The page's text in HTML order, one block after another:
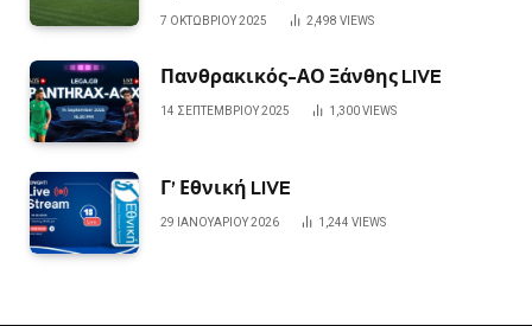
7 ΟΚΤΩΒΡΊΟΥ 2025 2,498 VIEWS
Πανθρακικός-ΑΟ Ξάνθης LIVE
14 ΣΕΠΤΕΜΒΡΊΟΥ 2025 1,300VIEWS
Γ’ Εθνική LIVE
29 ΙΑΝΟΥΑΡΊΟΥ 2026 1,244 VIEWS